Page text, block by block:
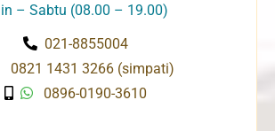
– Sabtu (08.00 – 19.00)
021-8855004
0821 1431 3266 (simpati)
0896-0190-3610